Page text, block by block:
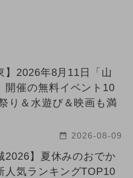
】2026年8月11日「山
開催の無料イベント10
り＆水遊び＆映画も満
2026-08-09
2026】夏休みのおでか
人気ランキングTOP10